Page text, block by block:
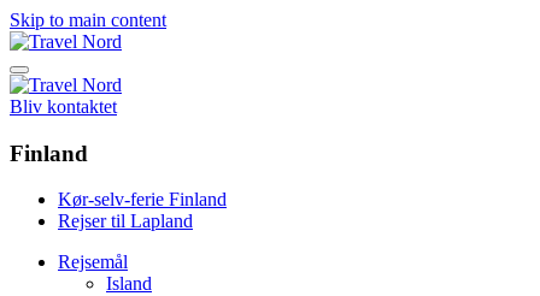
Skip to main content
Bliv kontaktet
Finland
Kør-selv-ferie Finland
Rejser til Lapland
Rejsemål
Island